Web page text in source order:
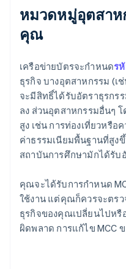
หมวดหมู่อุตสาห
คุณ
เครือข่ายบัตรจะกำหนดร
ธุรกิจ บางอุตสาหกรรม (เ
จะมีสิทธิ์ได้รับอัตราธุรกร
ลง ส่วนอุตสาหกรรมอื่นๆ
สูง เช่น การท่องเที่ยวหรื
ค่าธรรมเนียมพื้นฐานที่สูง
สถาบันการศึกษามักได้รับ
คุณจะได้รับการกำหนด
ใช้งาน แต่คุณก็ควรจะตรว
ธุรกิจของคุณเปลี่ยนไปห
ผิดพลาด การแก้ไข MCC